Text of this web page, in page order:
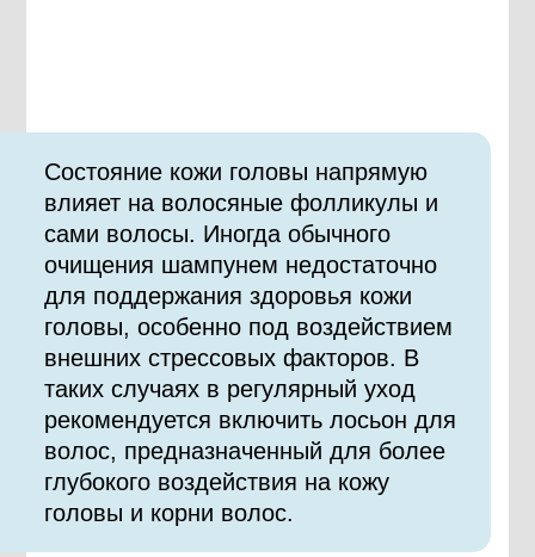
Состояние кожи головы напрямую
влияет на волосяные фолликулы и
сами волосы. Иногда обычного
очищения шампунем недостаточно
для поддержания здоровья кожи
головы, особенно под воздействием
внешних стрессовых факторов. В
таких случаях в регулярный уход
рекомендуется включить лосьон для
волос, предназначенный для более
глубокого воздействия на кожу
головы и корни волос.